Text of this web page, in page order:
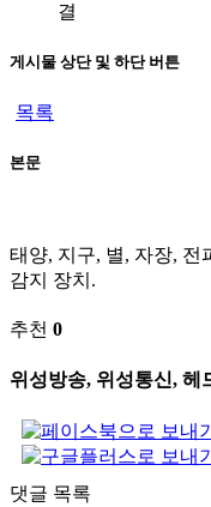
결
게시물 상단 및 하단 버튼
목록
본문
태양, 지구, 별, 자장, 전
감지 장치.
추천 0
위성방송, 위성통신, 헤
댓글 목록